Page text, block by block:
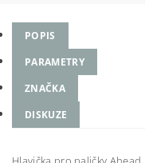
POPIS
PARAMETRY
ZNAČKA
DISKUZE